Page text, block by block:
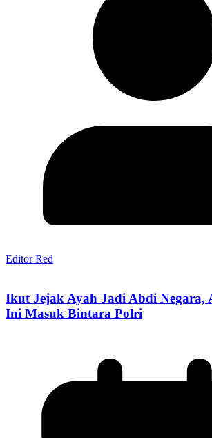
Editor Red
Ikut Jejak Ayah Jadi Abdi Negara,
Ini Masuk Bintara Polri